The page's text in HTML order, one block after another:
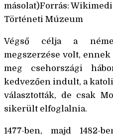
másolat)Forrás:
Történeti Múzeum
Végső célja a
megszerzése volt,
meg csehországi
kedvezően indult, a
választották, de csak
sikerült elfoglalnia.
1477-ben, majd